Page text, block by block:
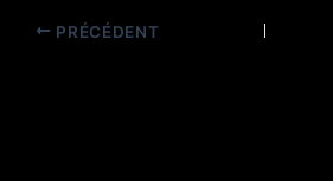
PRÉCÉDENT